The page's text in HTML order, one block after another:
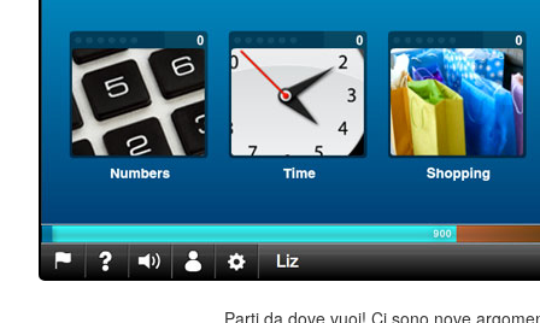
Parti da dove vuoi! Ci sono nove